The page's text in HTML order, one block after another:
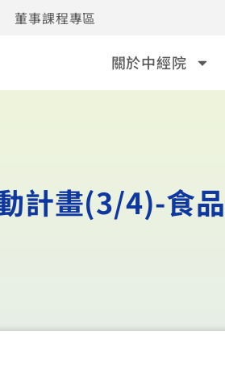
董事課程專區
關於中經院
計畫(3/4)-食